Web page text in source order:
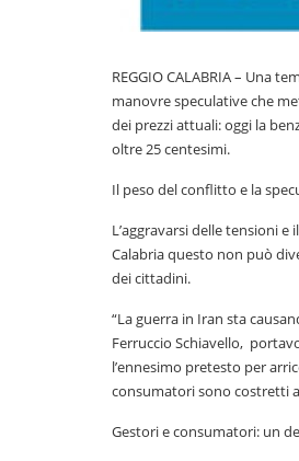
REGGIO CALABRIA – Una
manovre speculative che
dei prezzi attuali: oggi la
oltre 25 centesimi.
Il peso del conflitto e la
L’aggravarsi delle tensioni
Calabria questo non può
dei cittadini.
“La guerra in Iran sta
Ferruccio Schiavello,
l’ennesimo pretesto per
consumatori sono costretti
Gestori e consumatori: un